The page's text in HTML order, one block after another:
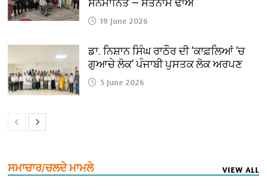
ਸਨਮਾਨਿਤ — ਸਤਨਾਮ ਢਾਅ
19 June 2026
ਡਾ. ਨਿਸ਼ਾਨ ਸਿੰਘ ਰਾਠੌਰ ਦੀ ‘ਕਾਫ਼ਲਿਆਂ ’ਚ
ਗੁਆਚੇ ਲੋਕ’ ਪੰਜਾਬੀ ਪੁਸਤਕ ਲੋਕ ਅਰਪਣ
5 June 2026
ਸਮਾਚਾਰ/ਚਲਦੇ ਮਾਮਲੇ VIEW ALL